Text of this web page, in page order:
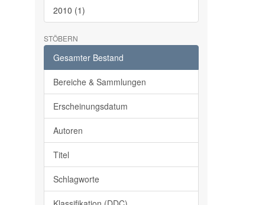
2010 (1)
STÖBERN
Gesamter Bestand
Bereiche & Sammlungen
Erscheinungsdatum
Autoren
Titel
Schlagworte